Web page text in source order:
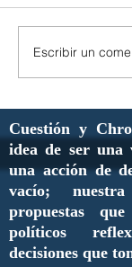
Escribir un
Cuestión y
idea de ser una
una acción de
vacío;
propuestas
políticos
decisiones que